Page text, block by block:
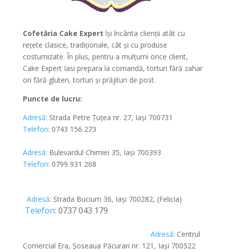
Cofetăria Cake Expertîși încânta clienții atât cu
rețete clasice, tradiționale, cât și cu produse
costumizate. În plus, pentru a mulțumi orice client,
Cake Expert Iasi prepara la comandă, torturi fără zahar
ori fără gluten, torturi și prăjituri de post.
Puncte de lucru:
Adresă: Strada Petre Ţuţea nr. 27, Iași 700731
Telefon: 0743 156 273
Adresă: Bulevardul Chimiei 35, Iași 700393
Telefon: 0799 931 268
Adresă: Strada Bucium 36, Iași 700282, (Felicia)
Telefon: 0737 043 179
Adresă: Centrul
Comercial Era, Șoseaua Păcurari nr. 121, Iași 700522